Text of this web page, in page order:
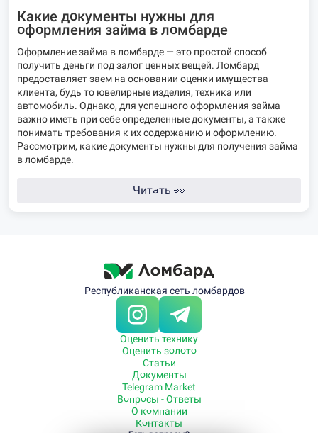
Какие документы нужны для
оформления займа в ломбарде
Оформлениезайма в ломбарде — это простой способ
получить деньги под залог ценных вещей. Ломбард
предоставляет заем на основании оценки имущества
клиента, будь то ювелирные изделия, техника или
автомобиль. Однако, для успешного оформления займа
важно иметь при себе определенные документы, а также
понимать требования к их содержанию и оформлению.
Рассмотрим, какие документы нужны для получения займа
в ломбарде.
Читать 👀
Республиканская сеть ломбардов
Оценить технику
Оценить золото
Статьи
Документы
Telegram Market
Вопросы - Ответы
О компании
Контакты